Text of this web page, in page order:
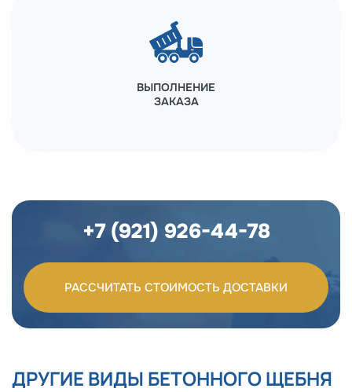
ВЫПОЛНЕНИЕ
ЗАКАЗА
+7 (921) 926-44-78
РАССЧИТАТЬ СТОИМОСТЬ ДОСТАВКИ
ДРУГИЕ ВИДЫ БЕТОННОГО ЩЕБНЯ